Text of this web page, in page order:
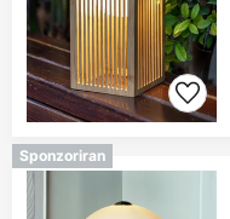
Sponzoriran